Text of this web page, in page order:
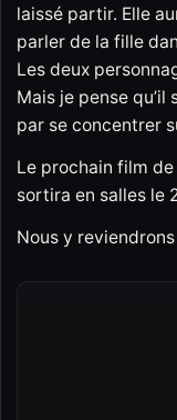
laissé partir. Elle
parler de la fille
Les deux
Mais je pense
par se concentrer
Le prochain film de
sortira en salles le
Nous y